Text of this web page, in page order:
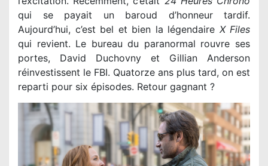
qui se payait un baroud d’honneur tardif.
Aujourd’hui, c’est bel et bien la légendaire X Files
qui revient. Le bureau du paranormal rouvre ses
portes, David Duchovny et Gillian Anderson
réinvestissent le FBI. Quatorze ans plus tard, on est
reparti pour six épisodes. Retour gagnant ?